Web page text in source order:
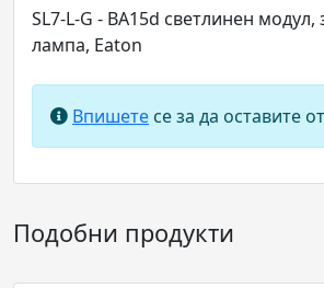
SL7-L-G - BA15d светлинен модул,
лампа, Eaton
Впишете се за да оставите
Подобни продукти